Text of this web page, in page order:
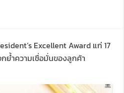
Excellent Award แก่ 17
ย้ำความเชื่อมั่นของลูกค้า